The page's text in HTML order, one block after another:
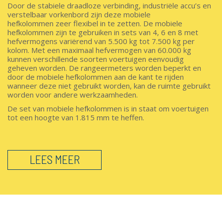
Door de stabiele draadloze verbinding, industriële accu’s en
verstelbaar vorkenbord zijn deze mobiele
hefkolommen zeer flexibel in te zetten. De mobiele
hefkolommen zijn te gebruiken in sets van 4, 6 en 8 met
hefvermogens variërend van 5.500 kg tot 7.500 kg per
kolom. Met een maximaal hefvermogen van 60.000 kg
kunnen verschillende soorten voertuigen eenvoudig
geheven worden. De rangeermeters worden beperkt en
door de mobiele hefkolommen aan de kant te rijden
wanneer deze niet gebruikt worden, kan de ruimte gebruikt
worden voor andere werkzaamheden.
De set van mobiele hefkolommen is in staat om voertuigen
tot een hoogte van 1.815 mm te heffen.
LEES MEER